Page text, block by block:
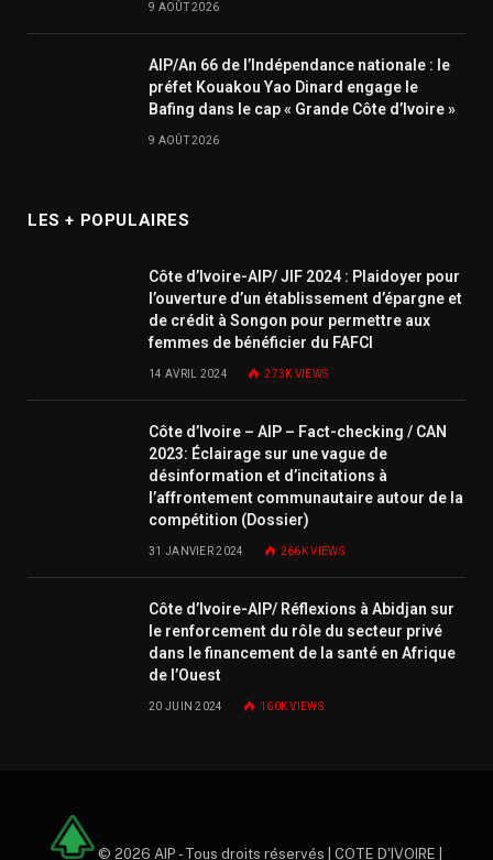
9 AOÛT 2026
AIP/An 66 de l’Indépendance nationale : le
préfet Kouakou Yao Dinard engage le
Bafing dans le cap « Grande Côte d’Ivoire »
9 AOÛT 2026
LES + POPULAIRES
Côte d’Ivoire-AIP/ JIF 2024 : Plaidoyer pour
l’ouverture d’un établissement d’épargne et
de crédit à Songon pour permettre aux
femmes de bénéficier du FAFCI
14 AVRIL 2024 273K VIEWS
Côte d’Ivoire – AIP – Fact-checking / CAN
2023: Éclairage sur une vague de
désinformation et d’incitations à
l’affrontement communautaire autour de la
compétition (Dossier)
31 JANVIER 2024 266KVIEWS
Côte d’Ivoire-AIP/ Réflexions à Abidjan sur
le renforcement du rôle du secteur privé
dans le financement de la santé en Afrique
de l’Ouest
20 JUIN 2024 160KVIEWS
© 2026 AIP - Tous droits réservés | COTE D'IVOIRE |